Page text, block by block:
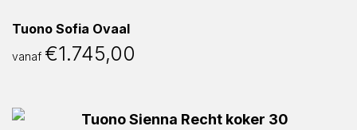
Tuono Sofia Ovaal
vanaf €1.745,00